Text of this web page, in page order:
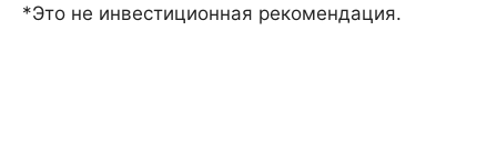
*Это не инвестиционная рекомендация.